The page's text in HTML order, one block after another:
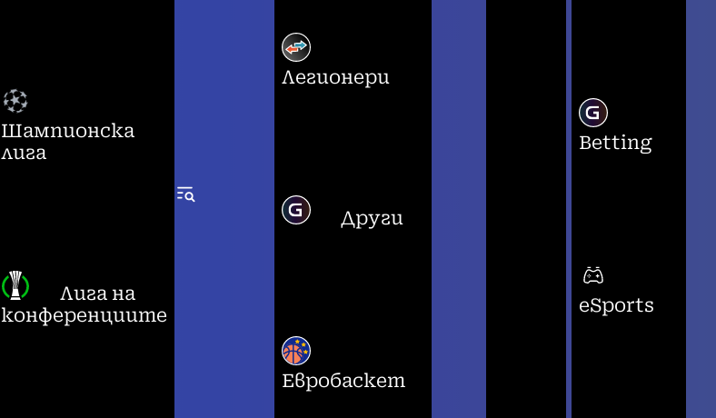
Шампионска
лига
Лига на
конференциите
Легионери
Други
Евробаскет
Betting
eSports